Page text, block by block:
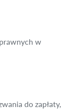
w
do zapłaty,